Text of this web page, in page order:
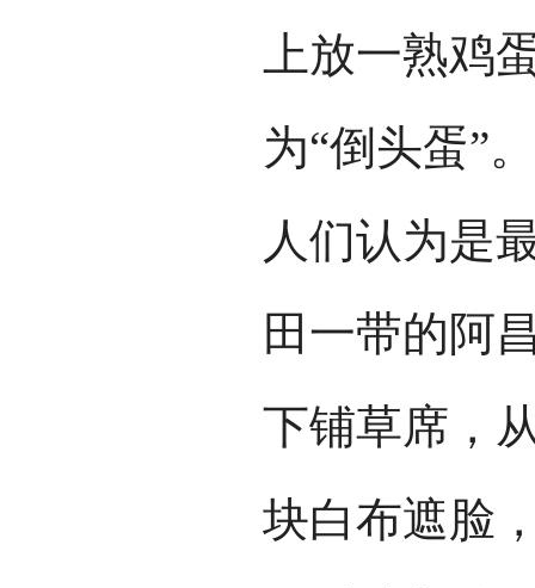
上放一熟鸡
为“倒头蛋”
人们认为是
田一带的阿
下铺草席，
块白布遮脸